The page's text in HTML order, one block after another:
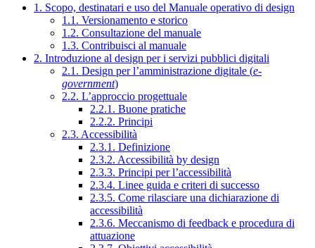
1. Scopo, destinatari e uso del Manuale operativo di design
1.1. Versionamento e storico
1.2. Consultazione del manuale
1.3. Contribuisci al manuale
2. Introduzione al design per i servizi pubblici digitali
2.1. Design per l’amministrazione digitale (e-
government)
2.2. L’approccio progettuale
2.2.1. Buone pratiche
2.2.2. Principi
2.3. Accessibilità
2.3.1. Definizione
2.3.2. Accessibilità by design
2.3.3. Principi per l’accessibilità
2.3.4. Linee guida e criteri di successo
2.3.5. Come rilasciare una dichiarazione di
accessibilità
2.3.6. Meccanismo di feedback e procedura di
attuazione